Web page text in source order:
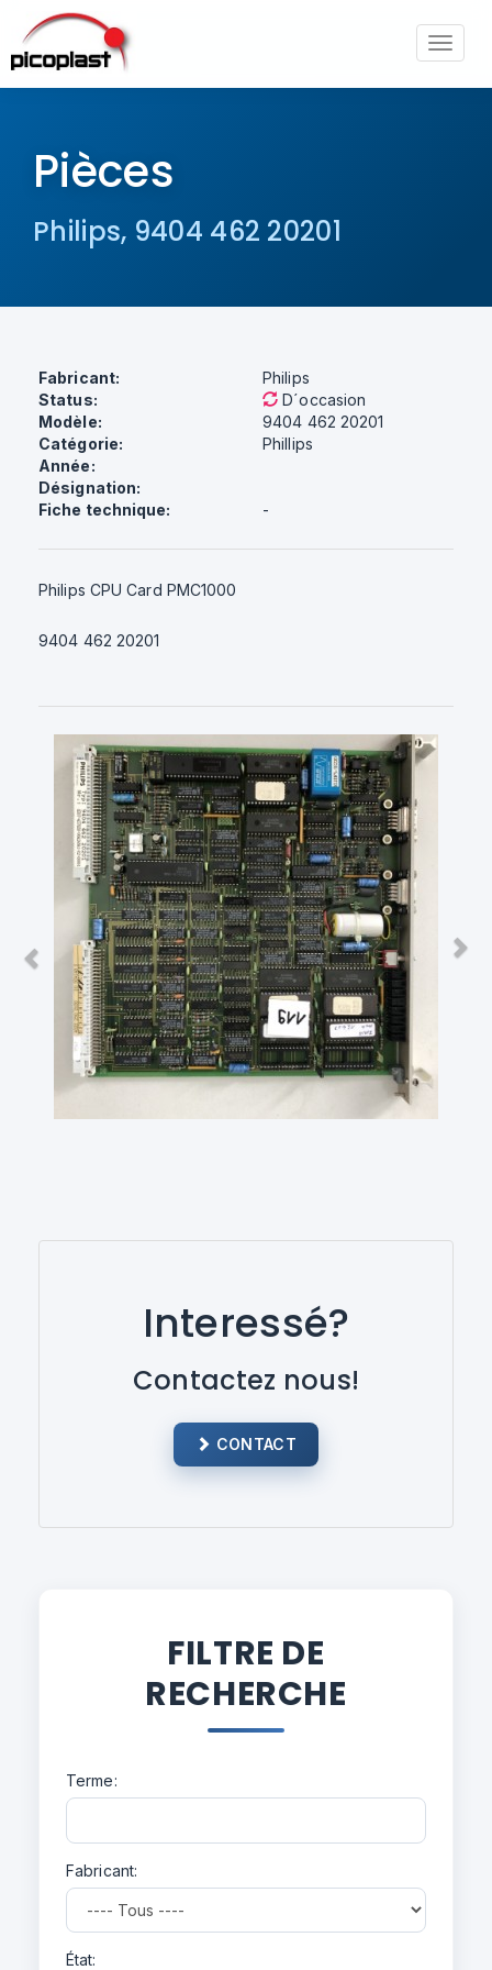
Toggle
Pièces
Philips, 9404 462 20201
Fabricant:
Philips
Status:
D´occasion
Modèle:
9404 462 20201
Catégorie:
Phillips
Année:
Désignation:
Fiche technique:
-
Philips CPU Card PMC1000
9404 462 20201
Previous
Interessé?
Contactez nous!
CONTACT
FILTRE DE
RECHERCHE
Terme:
Fabricant:
État: